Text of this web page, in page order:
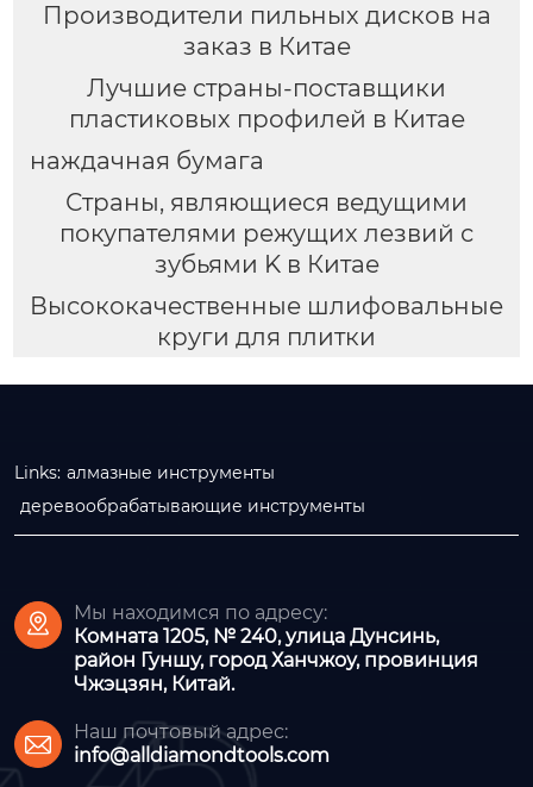
Производители пильных дисков на
заказ в Китае
Лучшие страны-поставщики
пластиковых профилей в Китае
наждачная бумага
Страны, являющиеся ведущими
покупателями режущих лезвий с
зубьями K в Китае
Высококачественные шлифовальные
круги для плитки
Links: алмазные инструменты
деревообрабатывающие инструменты

Мы находимся по адресу:
Комната 1205, № 240, улица Дунсинь,
район Гуншу, город Ханчжоу, провинция
Чжэцзян, Китай.

Наш почтовый адрес:
info@alldiamondtools.com